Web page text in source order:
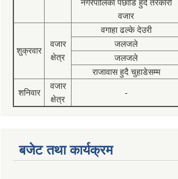
नगरपालिका पछाडि हुदै तरकारी
वजार
शुक्रवार
वजार
क्षेत्र
वगाहा ढल्के देउरी
जलजले
जलजले
राजावास हुदै चुहाडेसम्म
शनिवार
वजार
क्षेत्र
-
बजेट तथा कार्यक्रम